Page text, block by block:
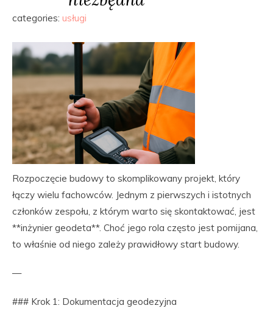
categories: usługi
Rozpoczęcie budowy to skomplikowany projekt, który
łączy wielu fachowców. Jednym z pierwszych i istotnych
członków zespołu, z którym warto się skontaktować, jest
**inżynier geodeta**. Choć jego rola często jest pomijana,
to właśnie od niego zależy prawidłowy start budowy.
—
### Krok 1: Dokumentacja geodezyjna